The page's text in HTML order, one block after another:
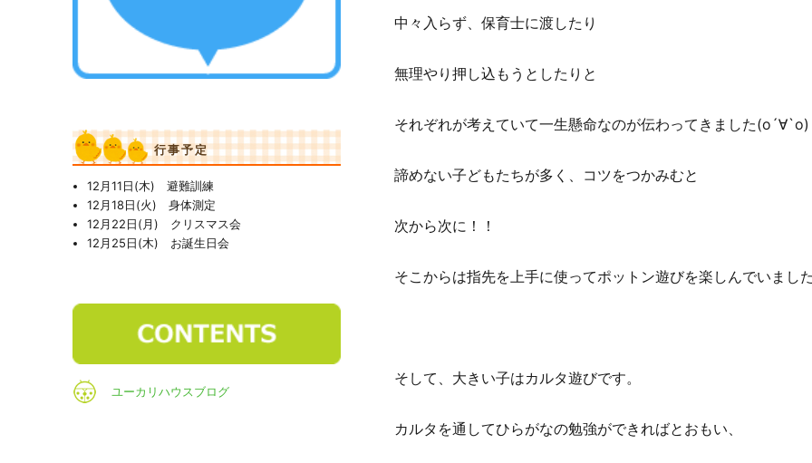
中々入らず、保育士に渡したり
無理やり押し込もうとしたりと
それぞれが考えていて一生懸命なのが伝わってきました
諦めない子どもたちが多く、コツをつかみむと
次から次に！！
そこからは指先を上手に使ってポットン遊びを楽しんでいまし
そして、大きい子はカルタ遊びです。
カルタを通してひらがなの勉強ができればとおもい、
行事予定
12月11日(木) 避難訓練
12月18日(火) 身体測定
12月22日(月) クリスマス会
12月25日(木) お誕生日会
ユーカリハウスブログ